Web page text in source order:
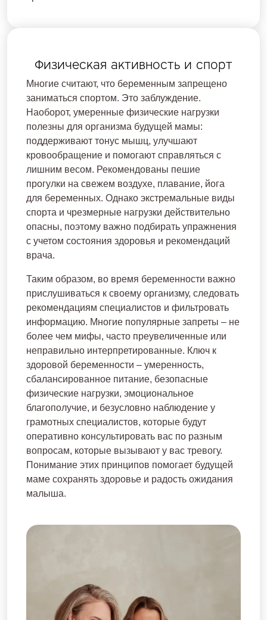
Физическая активность и спорт
Многие считают, что беременным запрещено
заниматься спортом. Это заблуждение.
Наоборот, умеренные физические нагрузки
полезны для организма будущей мамы:
поддерживают тонус мышц, улучшают
кровообращение и помогают справляться с
лишним весом. Рекомендованы пешие
прогулки на свежем воздухе, плавание, йога
для беременных. Однако экстремальные виды
спорта и чрезмерные нагрузки действительно
опасны, поэтому важно подбирать упражнения
с учетом состояния здоровья и рекомендаций
врача.
Таким образом, во время беременности важно
прислушиваться к своему организму, следовать
рекомендациям специалистов и фильтровать
информацию. Многие популярные запреты – не
более чем мифы, часто преувеличенные или
неправильно интерпретированные. Ключ к
здоровой беременности – умеренность,
сбалансированное питание, безопасные
физические нагрузки, эмоциональное
благополучие, и безусловно наблюдение у
грамотных специалистов, которые будут
оперативно консультировать вас по разным
вопросам, которые вызывают у вас тревогу.
Понимание этих принципов помогает будущей
маме сохранять здоровье и радость ожидания
малыша.